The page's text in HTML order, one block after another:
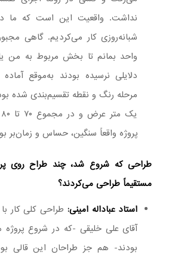
نداشت. واقعیت این است که ما در
شبانه‌روزی کار می‌کردیم. گاهی
واحد بمانم تا بخش مربوط به من
دلایلی نرسیده بودند به‌موقع
مرحله رنگ و نقطه تقسیم‌بندی شده
پروژه واقعاً سنگین، حساس و زمان‌بر
طراحی که شروع شد، چند طراح روی
مستقیماً طراحی می‌کردند؟
استاد عباداله امینی: طراحی کلی کار
آقای علی خلیقی -که در شروع پروژه
بودند- هم جز طراحان این قالی